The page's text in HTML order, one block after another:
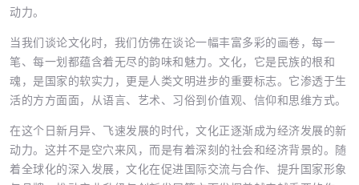
动力。
当我们谈论文化时，我们仿佛在谈论一幅丰富多彩的画卷，每一
笔、每一划都蕴含着无尽的韵味和魅力。文化，它是民族的根和
魂，是国家的软实力，更是人类文明进步的重要标志。它渗透于生
活的方方面面，从语言、艺术、习俗到价值观、信仰和思维方式。
在这个日新月异、飞速发展的时代，文化正逐渐成为经济发展的新
动力。这并不是空穴来风，而是有着深刻的社会和经济背景的。随
着全球化的深入发展，文化在促进国际交流与合作、提升国家形象